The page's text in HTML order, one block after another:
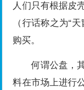
人们只有根据皮
（行话称之为“
购买。
何谓公盘，
料在市场上进行